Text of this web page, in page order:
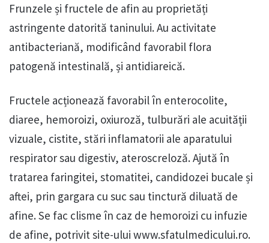
Frunzele și fructele de afin au proprietăți
astringente datorită taninului. Au activitate
antibacteriană, modificând favorabil flora
patogenă intestinală, și antidiareică.
Fructele acționează favorabil în enterocolite,
diaree, hemoroizi, oxiuroză, tulburări ale acuității
vizuale, cistite, stări inflamatorii ale aparatului
respirator sau digestiv, ateroscreloză. Ajută în
tratarea faringitei, stomatitei, candidozei bucale și
aftei, prin gargara cu suc sau tinctură diluată de
afine. Se fac clisme în caz de hemoroizi cu infuzie
de afine, potrivit site-ului www.sfatulmedicului.ro.